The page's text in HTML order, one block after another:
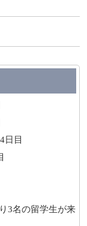
日目
3名の留学生が来